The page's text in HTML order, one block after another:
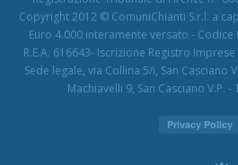
Copyright 2012 © ComuniChianti S.r.l. a
Euro 4.000 interamente versato - Codice
R.E.A. 616643- Iscrizione Registro
Sede legale, via Collina 5/i, San Casciano
Machiavelli 9, San Casciano V.P.